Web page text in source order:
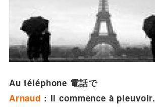
Au téléphone 電話で
Arnaud : Il commence à pleuvoir.